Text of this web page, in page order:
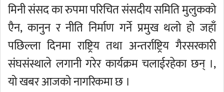
मिनी संसद का रुपमा परिचित संसदीय समिति मुलुकको
एैन, कानुन र नीति निर्माण गर्ने प्रमुख थलो हो जहाँ
पछिल्ला दिनमा राष्ट्रिय तथा अन्तर्राष्ट्रिय गैरसरकारी
संघसंस्थाले लगानी गरेर कार्यक्रम चलाईरहेका छन् ।,
यो खबर आजको नागरिकमा छ ।